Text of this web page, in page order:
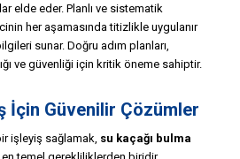
elde eder. Planlı ve sistematik
her aşamasında titizlikle uygulanır
sunar. Doğru adım planları,
ve güvenliği için kritik öneme sahiptir.
İçin Güvenilir Çözümler
işleyiş sağlamak, su kaçağı bulma